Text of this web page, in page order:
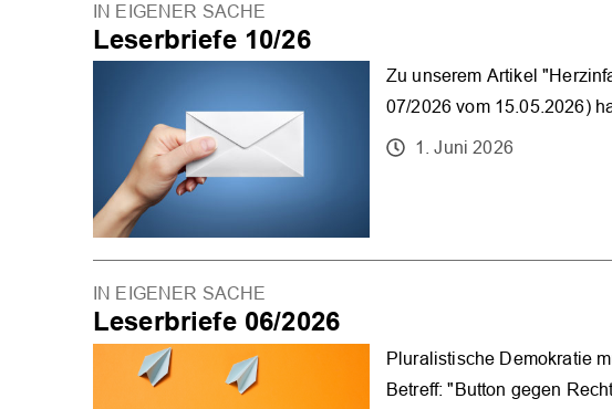
IN EIGENER SACHE
Leserbriefe 10/26
Zu unserem Artikel
07/2026 vom 15.05.2026)
1. Juni 2026
IN EIGENER SACHE
Leserbriefe 06/2026
Pluralistische Demokratie
Betreff: "Button gegen